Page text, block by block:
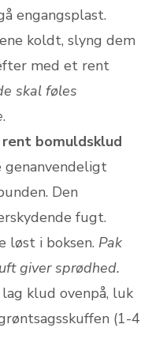
engangsplast.
koldt, slyng dem
med et rent
skal føles
.
bomuldsklud
Den
fugt.
løst i boksen. Pak
giver sprødhed.
klud ovenpå, luk
(1-4